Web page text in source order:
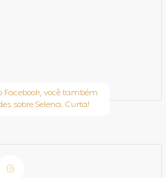
você também
sobre Selena. Curta!